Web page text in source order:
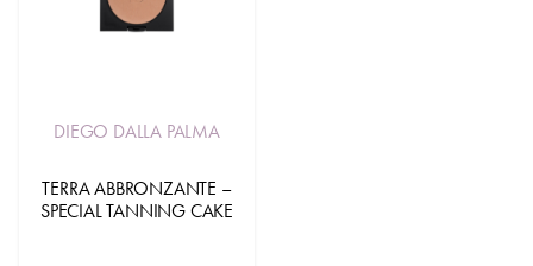
DIEGO DALLA PALMA
TERRA ABBRONZANTE –
SPECIAL TANNING CAKE